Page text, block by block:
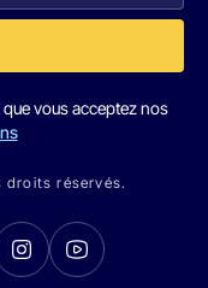
vous acceptez nos
droits réservés.